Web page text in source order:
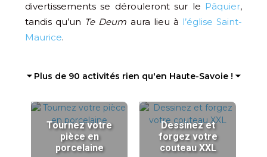
divertissements se dérouleront sur le Pâquier,
tandis qu’un Te Deum aura lieu à l’église Saint-
Maurice.
⏷ Plus de 90 activités rien qu'en Haute-Savoie ! ⏷
Tournez votre
pièce en
porcelaine
Dessinez et
forgez votre
couteau XXL